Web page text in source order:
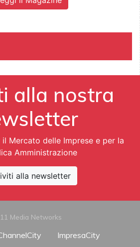
alla nostra
il Mercato delle Imprese e per la
Amministrazione
alla newsletter
Media Networks
ImpresaCity